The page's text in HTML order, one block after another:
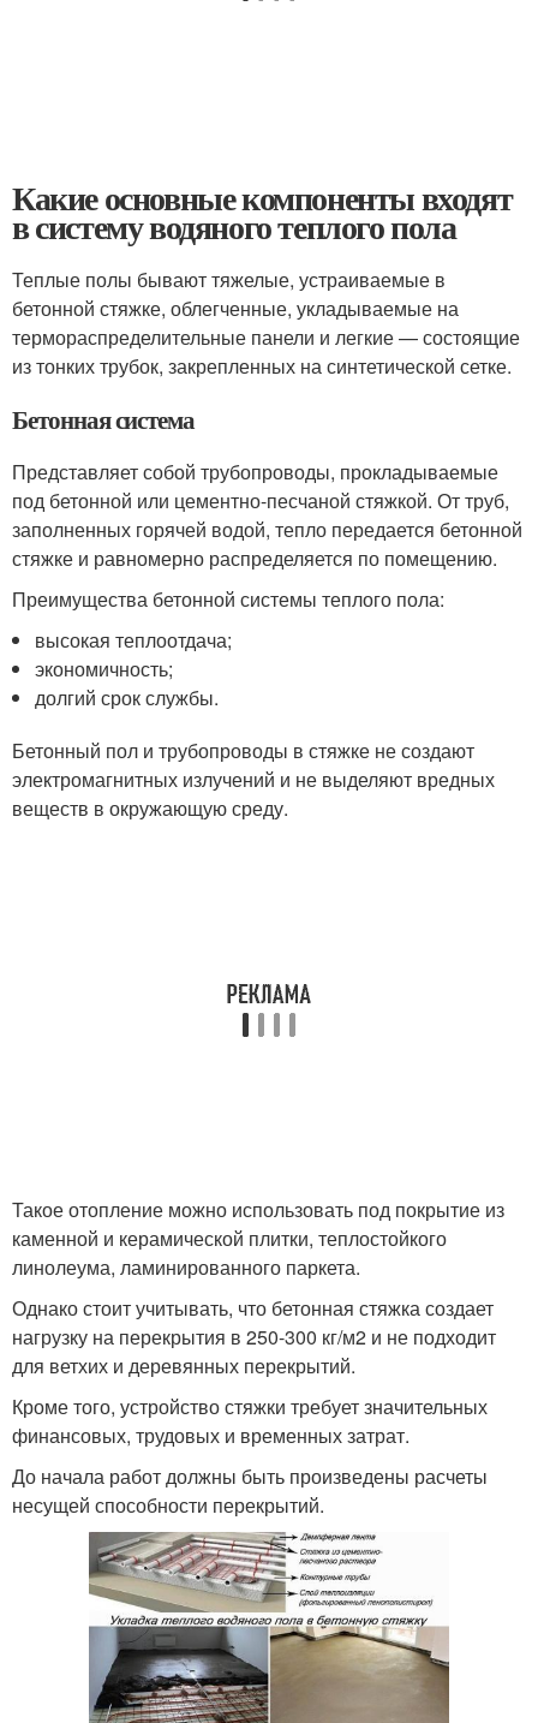
Какие основные компоненты входят
в систему водяного теплого пола
Теплые полы бывают тяжелые, устраиваемые в
бетонной стяжке, облегченные, укладываемые на
термораспределительные панели и легкие — состоящие
из тонких трубок, закрепленных на синтетической сетке.
Бетонная система
Представляет собой трубопроводы, прокладываемые
под бетонной или цементно-песчаной стяжкой. От труб,
заполненных горячей водой, тепло передается бетонной
стяжке и равномерно распределяется по помещению.
Преимущества бетонной системы теплого пола:
высокая теплоотдача;
экономичность;
долгий срок службы.
Бетонный пол и трубопроводы в стяжке не создают
электромагнитных излучений и не выделяют вредных
веществ в окружающую среду.
Такое отопление можно использовать под покрытие из
каменной и керамической плитки, теплостойкого
линолеума, ламинированного паркета.
Однако стоит учитывать, что бетонная стяжка создает
нагрузку на перекрытия в 250-300 кг/м2 и не подходит
для ветхих и деревянных перекрытий.
Кроме того, устройство стяжки требует значительных
финансовых, трудовых и временных затрат.
До начала работ должны быть произведены расчеты
несущей способности перекрытий.